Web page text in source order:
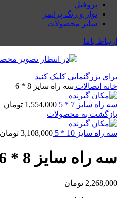
پروفیل
نوار و رنگ پرایمر
سایر محصولات
ارتباط باما
برای بزرگنمایی کلیک کنید
خانه اتصالات سه راه سایز 8 * 6
سه راه سایز 7 * 5 1,554,000 تومان
بازگشت به محصولات
سه راه سایز 10 * 5 3,108,000 تومان
سه راه سایز 8 * 6
2,268,000 تومان